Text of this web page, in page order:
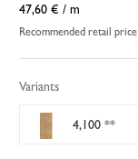
47,60 € / m
Recommended retail price
Variants
4,100 **